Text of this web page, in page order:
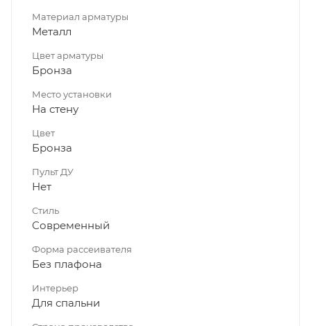
Материал арматуры
Металл
Цвет арматуры
Бронза
Место установки
На стену
Цвет
Бронза
Пульт ДУ
Нет
Стиль
Современный
Форма рассеивателя
Без плафона
Интерьер
Для спальни